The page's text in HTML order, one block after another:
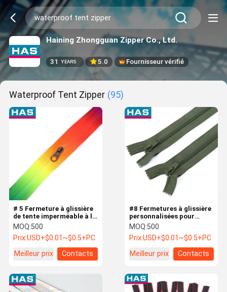
Haining Zhongguan Zipper Co., Ltd.
31 YEARS 5.0 Fournisseur vérifié
Waterproof Tent Zipper (95)
# 5 Fermeture à glissière
de tente imperméable à l'
eau Fermeture
automatique / Fermeture
à glissière non
imperméable Fermeture à
glissière en nylon
résistant à l' eau
MOQ:500
Prix:USD+$0.01~$0.5+PC
Meilleur prix
Contacts
#8 Fermetures à glissière
personnalisées pour
tente, imperméables,
bleues, invisibles
MOQ:500
Prix:USD+$0.01~$0.5+PC
Meilleur prix
Contacts